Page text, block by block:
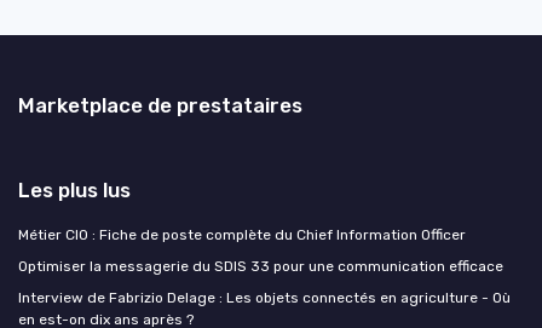
Marketplace de prestataires
Les plus lus
Métier CIO : Fiche de poste complète du Chief Information Officer
Optimiser la messagerie du SDIS 33 pour une communication efficace
Interview de Fabrizio Delage : Les objets connectés en agriculture - Où
en est-on dix ans après ?